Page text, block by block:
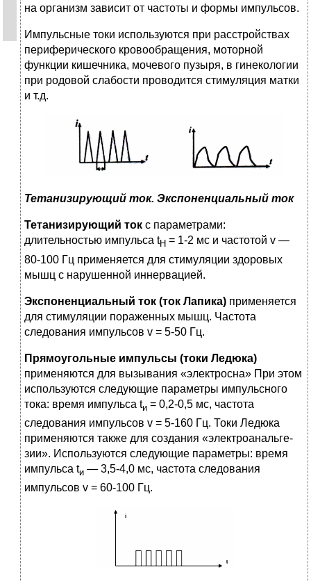
на организм зависит от частоты и формы импульсов.
Импульсные токи используются при расстройствах
периферического кро­вообращения, моторной
функции кишечника, мочевого пузыря, в гинекологии
при родовой слабости проводится стимуляция матки
и т.д.
Тетанизирующий ток. Экспоненциальный ток
Тетанизирующий ток с параметрами:
длительностью импульса tH = 1-2 мс и частотой v —
80-100 Гц применяется для стимуляции здоровых
мышц с нарушенной иннервацией.
Экспоненциальный ток (ток Лапика) применяется
для стиму­ляции пораженных мышц. Частота
следования импульсов v = 5-50 Гц.
Прямоугольные импульсы (токи Ледюка)
применяются для вызывания «электросна» При этом
используются следующие параметры им­пульсного
тока: время импульса tи = 0,2-0,5 мс, частота
следования импульсов v = 5-160 Гц. Токи Ледюка
применяются также для создания «электроанальге­
зии». Используются следующие параметры: время
импульса tи — 3,5-4,0 мс, час­тота следования
импульсов v = 60-100 Гц.